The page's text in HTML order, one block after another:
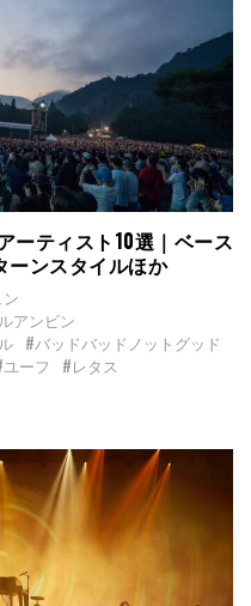
ーティスト10選｜ベース
ーンスタイルほか
アンビン
#バッドバッドノットグッド
ーフ
#レタス